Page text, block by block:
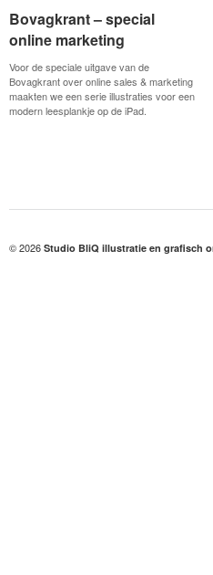
Bovagkrant – special
online marketing
Voor de speciale uitgave van de
Bovagkrant over online sales & marketing
maakten we een serie illustraties voor een
modern leesplankje op de iPad.
Bovagkrant – special
online marketing
© 2026 Studio BliQ illustratie en grafisch